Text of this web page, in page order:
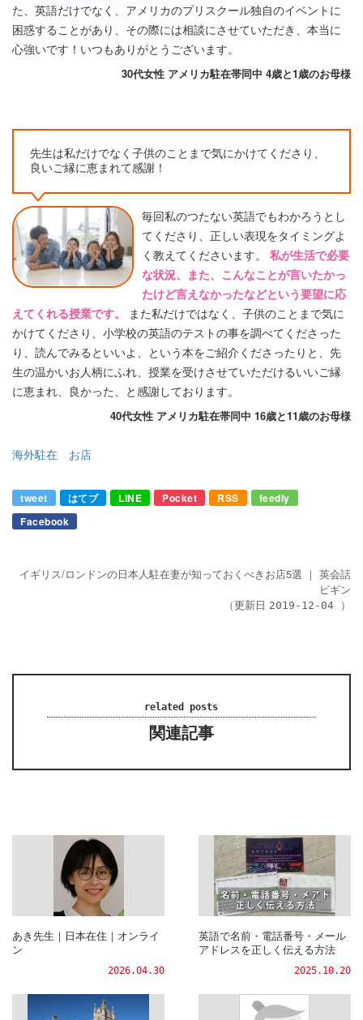
た、英語だけでなく、アメリカのプリスクール独自のイベントに
困惑することがあり、その際には相談にさせていただき、本当に
心強いです！いつもありがとうございます。
30代女性 アメリカ駐在帯同中 4歳と1歳のお母様
先生は私だけでなく子供のことまで気にかけてくださり、
良いご縁に恵まれて感謝！
毎回私のつたない英語でもわかろうとし
てくださり、正しい表現をタイミングよ
く教えてくださいます。 私が生活で必要
な状況、また、こんなことが言いたかっ
たけど言えなかったなどという要望に応
えてくれる授業です。
また私だけではなく、子供のことまで気に
かけてくださり、小学校の英語のテストの事を調べてくださった
り、読んでみるといいよ、という本をご紹介くださったりと、先
生の温かいお人柄にふれ、授業を受けさせていただけるいいご縁
に恵まれ、良かった、と感謝しております。
40代女性 アメリカ駐在帯同中 16歳と11歳のお母様
海外駐在 お店
tweet はてブ LINE Pocket RSS
feedly
Facebook
イギリス/ロンドンの日本人駐在妻が知っておくべきお店5選 ｜ 英会話
ビギン
（更新日 2019-12-04 ）
related posts
関連記事
あき先生｜日本在住｜オンライ
ン
2026.04.30
英語で名前・電話番号・メール
アドレスを正しく伝える方法
2025.10.20